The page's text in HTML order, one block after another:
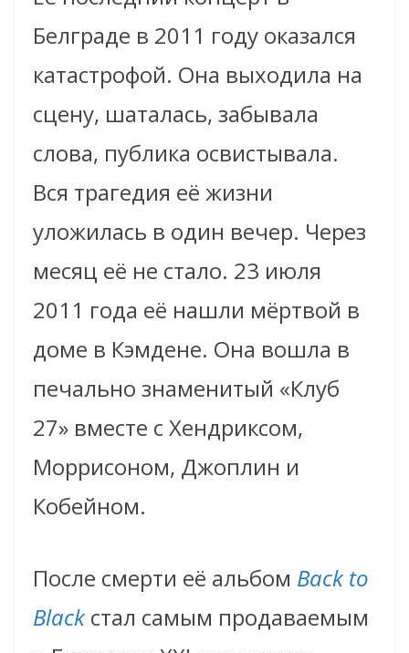
Белграде в 2011 году оказался
катастрофой. Она выходила на
сцену, шаталась, забывала
слова, публика освистывала.
Вся трагедия её жизни
уложилась в один вечер. Через
месяц её не стало. 23 июля
2011 года её нашли мёртвой в
доме в Кэмдене. Она вошла в
печально знаменитый «Клуб
27» вместе с Хендриксом,
Моррисоном, Джоплин и
Кобейном.
После смерти её альбом Back to
Blackстал самым продаваемым